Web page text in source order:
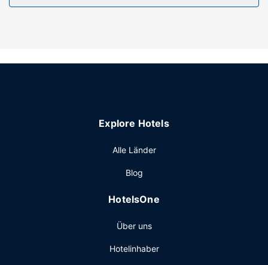
Ausstattung der Anlage
bietet auch kostenloses WLAN, ein Concierge-Service und
Bar/Lounge oder der Poolbar.
um die Uhr besetzte Rezeption und eine
Parkservice (kostenlos).
Explore Hotels
Alle Länder
Blog
HotelsOne
Über uns
Hotelinhaber